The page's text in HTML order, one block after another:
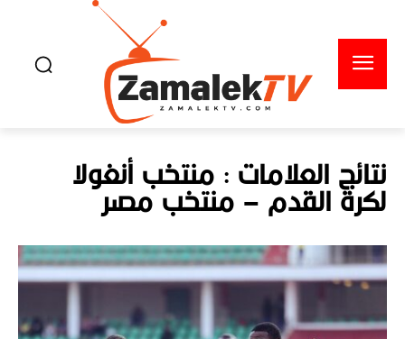
نتائج العلامات : منتخب أنغولا
لكرة القدم – منتخب مصر